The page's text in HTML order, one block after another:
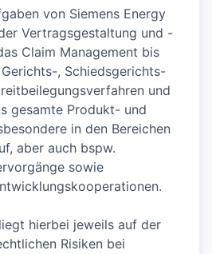
von Siemens Energy
Vertragsgestaltung und -
Claim Management bis
, Schiedsgerichts-
und
gesamte Produkt- und
in den Bereichen
aber auch bspw.
sowie
hierbei jeweils auf der
Risiken bei